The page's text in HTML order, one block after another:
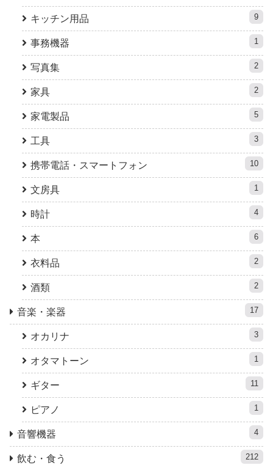
キッチン用品 9
事務機器 1
写真集 2
家具 2
家電製品 5
工具 3
携帯電話・スマートフォン 10
文房具 1
時計 4
本 6
衣料品 2
酒類 2
音楽・楽器 17
オカリナ 3
オタマトーン 1
ギター 11
ピアノ 1
音響機器 4
飲む・食う 212